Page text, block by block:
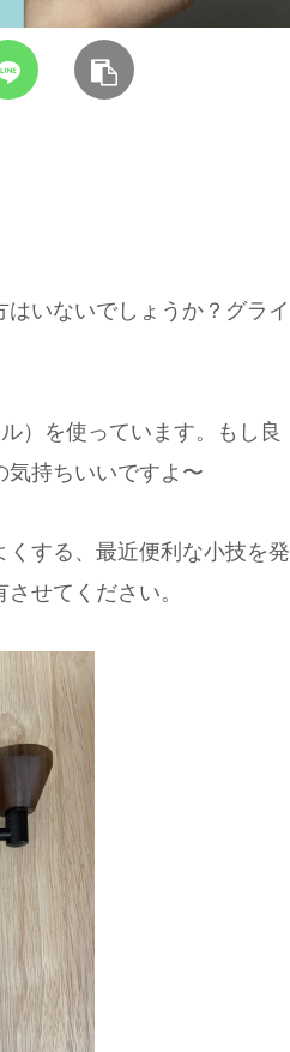
いないでしょうか？グライ
）を使っています。もし良
気持ちいいですよ〜
する、最近便利な小技を発
せてください。